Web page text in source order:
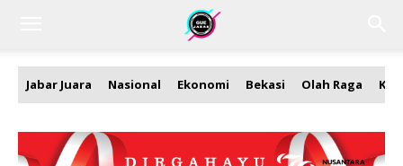
Jabar Juara Nasional Ekonomi Bekasi Olah Raga